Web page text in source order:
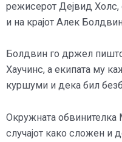
режисерот Дејвид Холс,
и на крајот Алек
Болдвин го држел
Хаучинс, а екипата му
куршуми и дека бил
Окружната
случајот како сложен и